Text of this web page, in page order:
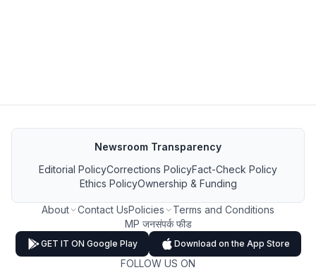
Newsroom Transparency
Editorial PolicyCorrections PolicyFact-Check Policy
Ethics PolicyOwnership & Funding
About Contact UsPolicies
Terms and Conditions
MP जनसंपर्क फीड
GET IT ON Google Play Download on the App Store
FOLLOW US ON